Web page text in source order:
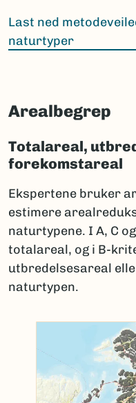
Last ned
naturtyper
Arealbegrep
Totalareal,
forekomstareal
Ekspertene bruker
estimere
naturtypene. I A, C
totalareal, og i B-
utbredelsesareal
naturtypen.